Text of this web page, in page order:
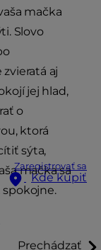
Zaregistrovať sa
Kde kúpiť
Prechádzať
mačka
Slovo
aj
jej hlad,
o
ktorá
sýta,
mačka sa